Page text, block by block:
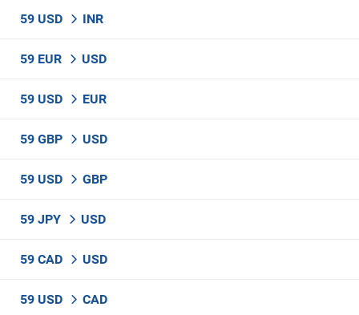
59 USD INR
59 EUR USD
59 USD EUR
59 GBP USD
59 USD GBP
59 JPY USD
59 CAD USD
59 USD CAD